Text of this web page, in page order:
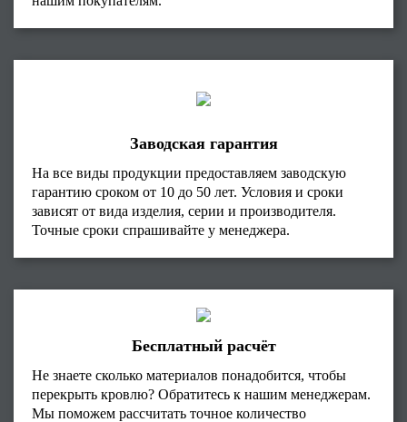
Заводская гарантия
На все виды продукции предоставляем заводскую
гарантию сроком от 10 до 50 лет. Условия и сроки
зависят от вида изделия, серии и производителя.
Точные сроки спрашивайте у менеджера.
Бесплатный расчёт
Не знаете сколько материалов понадобится, чтобы
перекрыть кровлю? Обратитесь к нашим менеджерам.
Мы поможем рассчитать точное количество